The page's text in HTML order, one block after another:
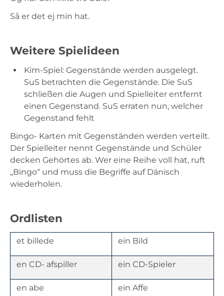
Så er det ej min hat.
Weitere Spielideen
Kim-Spiel: Gegenstände werden ausgelegt.
SuS betrachten die Gegenstände. Die SuS
schließen die Augen und Spielleiter entfernt
einen Gegenstand. SuS erraten nun, welcher
Gegenstand fehlt
Bingo- Karten mit Gegenständen werden verteilt.
Der Spielleiter nennt Gegenstände und Schüler
decken Gehörtes ab. Wer eine Reihe voll hat, ruft
„Bingo“ und muss die Begriffe auf Dänisch
wiederholen.
Ordlisten
et billede ein Bild
en CD- afspiller ein CD-Spieler
en abe ein Affe